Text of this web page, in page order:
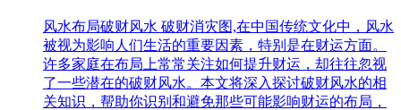
风水布局破财风水 破财消灾图,在中国传统文化中，风水
被视为影响人们生活的重要因素，特别是在财运方面。
许多家庭在布局上常常关注如何提升财运，却往往忽视
了一些潜在的破财风水。本文将深入探讨破财风水的相
关知识，帮助你识别和避免那些可能影响财运的布局，